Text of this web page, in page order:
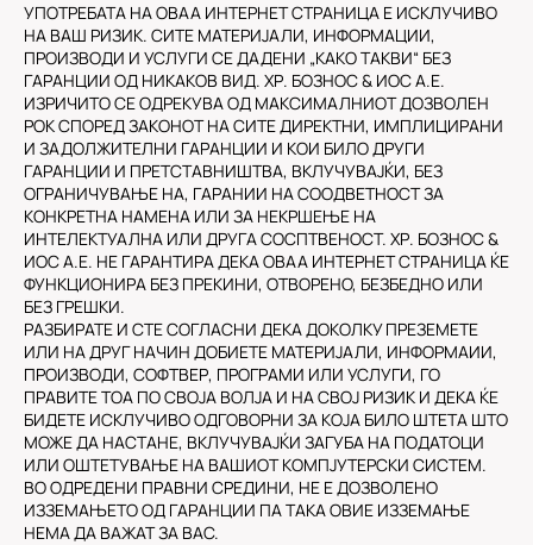
УПОТРЕБАТА НА ОВАА ИНТЕРНЕТ СТРАНИЦА Е ИСКЛУЧИВО
НА ВАШ РИЗИК. СИТЕ МАТЕРИЈАЛИ, ИНФОРМАЦИИ,
ПРОИЗВОДИ И УСЛУГИ СЕ ДАДЕНИ „КАКО ТАКВИ“ БЕЗ
ГАРАНЦИИ ОД НИКАКОВ ВИД. ХР. БОЗНОС & ИОС А.Е.
ИЗРИЧИТО СЕ ОДРЕКУВА ОД МАКСИМАЛНИОТ ДОЗВОЛЕН
РОК СПОРЕД ЗАКОНОТ НА СИТЕ ДИРЕКТНИ, ИМПЛИЦИРАНИ
И ЗАДОЛЖИТЕЛНИ ГАРАНЦИИ И КОИ БИЛО ДРУГИ
ГАРАНЦИИ И ПРЕТСТАВНИШТВА, ВКЛУЧУВАЈЌИ, БЕЗ
ОГРАНИЧУВАЊЕ НА, ГАРАНИИ НА СООДВЕТНОСТ ЗА
КОНКРЕТНА НАМЕНА ИЛИ ЗА НЕКРШЕЊЕ НА
ИНТЕЛЕКТУАЛНА ИЛИ ДРУГА СОСПТВЕНОСТ. ХР. БОЗНОС &
ИОС А.Е. НЕ ГАРАНТИРА ДЕКА ОВАА ИНТЕРНЕТ СТРАНИЦА ЌЕ
ФУНКЦИОНИРА БЕЗ ПРЕКИНИ, ОТВОРЕНО, БЕЗБЕДНО ИЛИ
БЕЗ ГРЕШКИ.
РАЗБИРАТЕ И СТЕ СОГЛАСНИ ДЕКА ДОКОЛКУ ПРЕЗЕМЕТЕ
ИЛИ НА ДРУГ НАЧИН ДОБИЕТЕ МАТЕРИЈАЛИ, ИНФОРМАИИ,
ПРОИЗВОДИ, СОФТВЕР, ПРОГРАМИ ИЛИ УСЛУГИ, ГО
ПРАВИТЕ ТОА ПО СВОЈА ВОЛЈА И НА СВОЈ РИЗИК И ДЕКА ЌЕ
БИДЕТЕ ИСКЛУЧИВО ОДГОВОРНИ ЗА КОЈА БИЛО ШТЕТА ШТО
МОЖЕ ДА НАСТАНЕ, ВКЛУЧУВАЈЌИ ЗАГУБА НА ПОДАТОЦИ
ИЛИ ОШТЕТУВАЊЕ НА ВАШИОТ КОМПЈУТЕРСКИ СИСТЕМ.
ВО ОДРЕДЕНИ ПРАВНИ СРЕДИНИ, НЕ Е ДОЗВОЛЕНО
ИЗЗЕМАЊЕТО ОД ГАРАНЦИИ ПА ТАКА ОВИЕ ИЗЗЕМАЊЕ
НЕМА ДА ВАЖАТ ЗА ВАС.